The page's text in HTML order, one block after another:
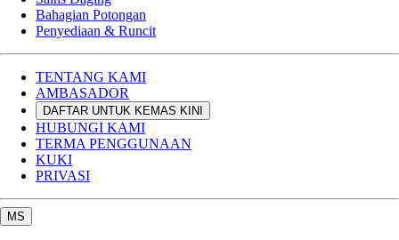
Bahagian Potongan
Penyediaan & Runcit
TENTANG KAMI
AMBASADOR
DAFTAR UNTUK KEMAS KINI
HUBUNGI KAMI
TERMA PENGGUNAAN
KUKI
PRIVASI
MS